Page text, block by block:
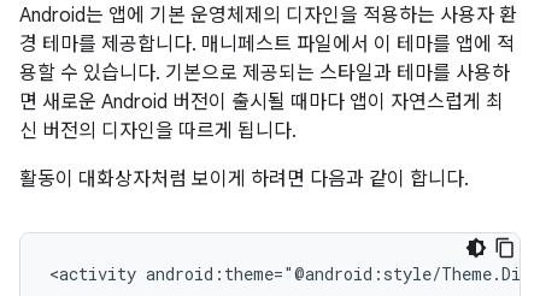
Android는 앱에 기본 운영체제의 디자인을 적용하는 사용자 환
경 테마를 제공합니다. 매니페스트 파일에서 이 테마를 앱에 적
용할 수 있습니다. 기본으로 제공되는 스타일과 테마를 사용하
면 새로운 Android 버전이 출시될 때마다 앱이 자연스럽게 최
신 버전의 디자인을 따르게 됩니다.
활동이 대화상자처럼 보이게 하려면 다음과 같이 합니다.
<activity android:theme="@android:style/